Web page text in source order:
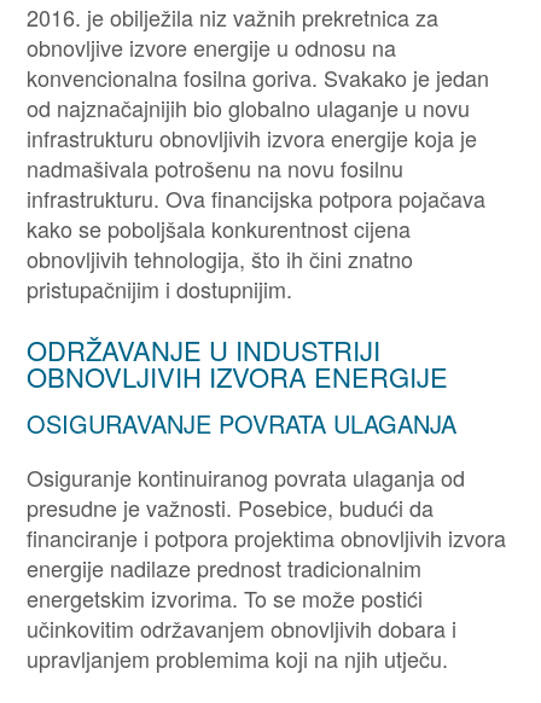
2016. je obilježila niz važnih prekretnica za
obnovljive izvore energije u odnosu na
konvencionalna fosilna goriva. Svakako je jedan
od najznačajnijih bio globalno ulaganje u novu
infrastrukturu obnovljivih izvora energije koja je
nadmašivala potrošenu na novu fosilnu
infrastrukturu. Ova financijska potpora pojačava
kako se poboljšala konkurentnost cijena
obnovljivih tehnologija, što ih čini znatno
pristupačnijim i dostupnijim.
ODRŽAVANJE U INDUSTRIJI
OBNOVLJIVIH IZVORA ENERGIJE
OSIGURAVANJE POVRATA ULAGANJA
Osiguranje kontinuiranog povrata ulaganja od
presudne je važnosti. Posebice, budući da
financiranje i potpora projektima obnovljivih izvora
energije nadilaze prednost tradicionalnim
energetskim izvorima. To se može postići
učinkovitim održavanjem obnovljivih dobara i
upravljanjem problemima koji na njih utječu.